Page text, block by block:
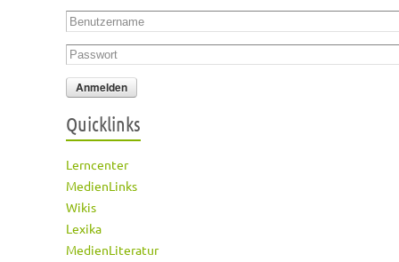
Benutzername
Passwort
Quicklinks
Lerncenter
MedienLinks
Wikis
Lexika
MedienLiteratur